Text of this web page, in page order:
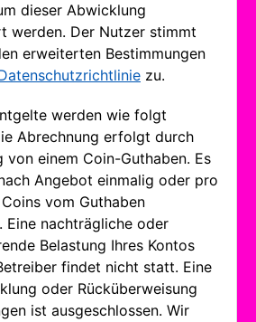
dieser Abwicklung
werden. Der Nutzer stimmt
erweiterten Bestimmungen
zu.
werden wie folgt
Abrechnung erfolgt durch
von einem Coin-Guthaben. Es
Angebot einmalig oder pro
vom Guthaben
Eine nachträgliche oder
Belastung Ihres Kontos
findet nicht statt. Eine
oder Rücküberweisung
ist ausgeschlossen. Wir